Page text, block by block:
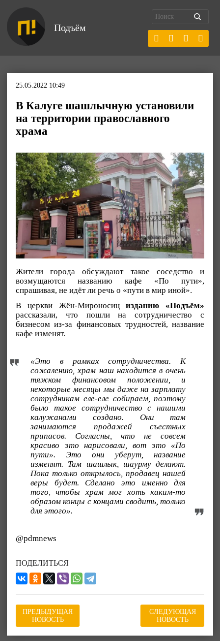
Подъём
25.05.2022 10:49
В Калуге шашлычную установили
на территории православного
храма
Жители города обсуждают такое соседство и
возмущаются названию кафе «По пути»,
спрашивая, не идёт ли речь о «пути в мир иной».
В церкви Жён-Мироносицизданию «Подъём»
рассказали, что пошли на сотрудничество с
бизнесом из-за финансовых трудностей, название
кафе изменят.
«Это в рамках сотрудничества. К
сожалению, храм наш находится в очень
тяжком финансовом положении, и
некоторые месяцы мы даже на зарплату
сотрудникам еле-еле собираем, поэтому
было такое сотрудничество с нашими
калужанами создано. Они там
занимаются продажей съестных
припасов. Согласны, что не совсем
красиво это нарисовали, вот это «По
пути». Это они уберут, название
изменят. Там шашлык, шаурму делают.
Пока только открылось, продавец нашей
веры будет. Сделано это именно для
того, чтобы храм мог хоть каким-то
образом концы с концами сводить, только
для этого».
@pdmnews
ПОДЕЛИТЬСЯ
ПРЕДЫДУЩАЯ
НОВОСТЬ
СЛЕДУЮЩАЯ
НОВОСТЬ